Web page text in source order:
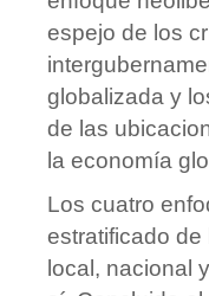
espejo de los
globalizada y
de las
la economía
Los cuatro
estratificado
local, nacional